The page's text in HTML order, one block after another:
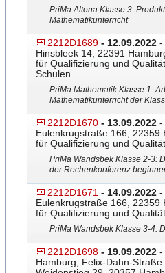
PriMa Altona Klasse 3:
Mathematikunterricht
2212D1689 - 12.09.2022 -
Hinsbleek 14, 22391
für Qualifizierung und
Schulen
PriMa Mathematik Klasse 1:
Mathematikunterricht der
2212D1670 - 13.09.2022 -
Eulenkrugstraße 166, 22359
für Qualifizierung und
PriMa Wandsbek Klasse 2-3:
der Rechenkonferenz
2212D1671 - 14.09.2022 -
Eulenkrugstraße 166, 22359
für Qualifizierung und
PriMa Wandsbek Klasse 3-4:
2212D1698 - 19.09.2022 -
Hamburg, Felix-Dahn-